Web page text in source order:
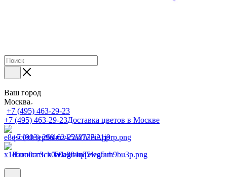
Ваш город
Москва
+7 (495) 463-29-23
+7 (495) 463-29-23Доставка цветов в Москве
+7 (903) 268-62-22WhatsApp
Написать в TelegramTelegram